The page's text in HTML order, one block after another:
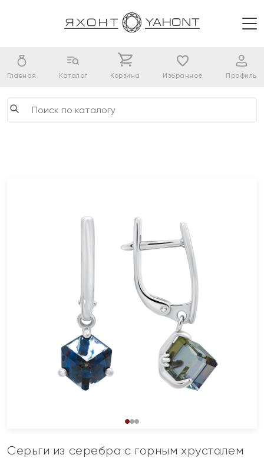
Главная Каталог Корзина Избранное Профиль
Серьги из серебра с горным хрусталем